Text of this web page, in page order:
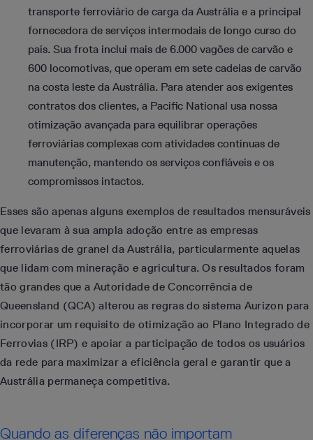
transporte ferroviário de carga da Austrália e a principal
fornecedora de serviços intermodais de longo curso do
país. Sua frota inclui mais de 6.000 vagões de carvão e
600 locomotivas, que operam em sete cadeias de carvão
na costa leste da Austrália. Para atender aos exigentes
contratos dos clientes, a Pacific National usa nossa
otimização avançada para equilibrar operações
ferroviárias complexas com atividades contínuas de
manutenção, mantendo os serviços confiáveis e os
compromissos intactos.
Esses são apenas alguns exemplos de resultados mensuráveis
que levaram à sua ampla adoção entre as empresas
ferroviárias de granel da Austrália, particularmente aquelas
que lidam com mineração e agricultura. Os resultados foram
tão grandes que a Autoridade de Concorrência de
Queensland (QCA) alterou as regras do sistema Aurizon para
incorporar um requisito de otimização ao Plano Integrado de
Ferrovias (IRP) e apoiar a participação de todos os usuários
da rede para maximizar a eficiência geral e garantir que a
Austrália permaneça competitiva.
Quando as diferenças não importam